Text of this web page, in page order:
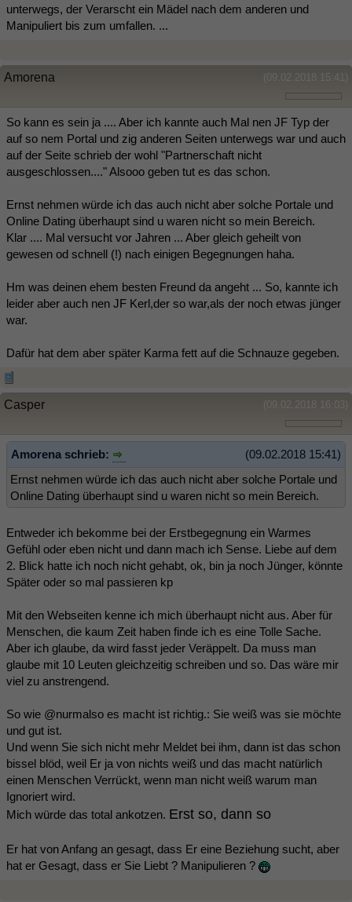
unterwegs, der Verarscht ein Mädel nach dem anderen und
Manipuliert bis zum umfallen. ...
(09.02.2018 15:41)
Amorena
So kann es sein ja .... Aber ich kannte auch Mal nen JF Typ der
auf so nem Portal und zig anderen Seiten unterwegs war und auch
auf der Seite schrieb der wohl "Partnerschaft nicht
ausgeschlossen...." Alsooo geben tut es das schon.
Ernst nehmen würde ich das auch nicht aber solche Portale und
Online Dating überhaupt sind u waren nicht so mein Bereich.
Klar .... Mal versucht vor Jahren ... Aber gleich geheilt von
gewesen od schnell (!) nach einigen Begegnungen haha.
Hm was deinen ehem besten Freund da angeht ... So, kannte ich
leider aber auch nen JF Kerl,der so war,als der noch etwas jünger
war.
Dafür hat dem aber später Karma fett auf die Schnauze gegeben.
(09.02.2018 16:03)
Casper
(09.02.2018 15:41)
Amorena schrieb:
Ernst nehmen würde ich das auch nicht aber solche Portale und
Online Dating überhaupt sind u waren nicht so mein Bereich.
Entweder ich bekomme bei der Erstbegegnung ein Warmes
Gefühl oder eben nicht und dann mach ich Sense. Liebe auf dem
2. Blick hatte ich noch nicht gehabt, ok, bin ja noch Jünger, könnte
Später oder so mal passieren kp
Mit den Webseiten kenne ich mich überhaupt nicht aus. Aber für
Menschen, die kaum Zeit haben finde ich es eine Tolle Sache.
Aber ich glaube, da wird fasst jeder Veräppelt. Da muss man
glaube mit 10 Leuten gleichzeitig schreiben und so. Das wäre mir
viel zu anstrengend.
So wie @nurmalso es macht ist richtig.: Sie weiß was sie möchte
und gut ist.
Und wenn Sie sich nicht mehr Meldet bei ihm, dann ist das schon
bissel blöd, weil Er ja von nichts weiß und das macht natürlich
einen Menschen Verrückt, wenn man nicht weiß warum man
Ignoriert wird.
Mich würde das total ankotzen. Erst so, dann so
Er hat von Anfang an gesagt, dass Er eine Beziehung sucht, aber
hat er Gesagt, dass er Sie Liebt ? Manipulieren ?